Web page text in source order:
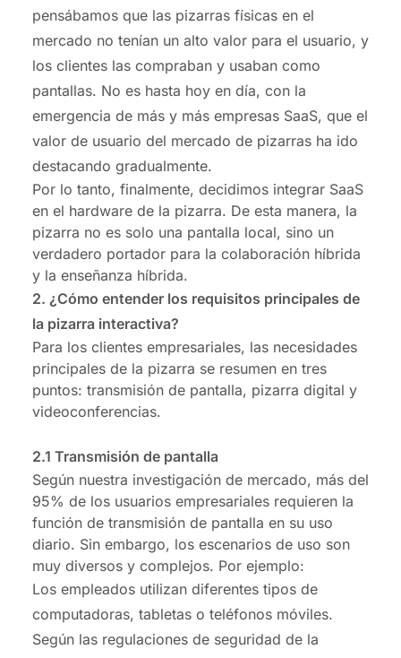
pensábamos que las pizarras físicas en el
mercado no tenían un alto valor para el usuario, y
los clientes las compraban y usaban como
pantallas. No es hasta hoy en día, con la
emergencia de más y más empresas SaaS, que el
valor de usuario del mercado de pizarras ha ido
destacando gradualmente.
Por lo tanto, finalmente, decidimos integrar SaaS
en el hardware de la pizarra. De esta manera, la
pizarra no es solo una pantalla local, sino un
verdadero portador para la colaboración híbrida
y la enseñanza híbrida.
2. ¿Cómo entender los requisitos principales de
la pizarra interactiva?
Para los clientes empresariales, las necesidades
principales de la pizarra se resumen en tres
puntos: transmisión de pantalla, pizarra digital y
videoconferencias.
2.1 Transmisión de pantalla
Según nuestra investigación de mercado, más del
95% de los usuarios empresariales requieren la
función de transmisión de pantalla en su uso
diario. Sin embargo, los escenarios de uso son
muy diversos y complejos. Por ejemplo:
Los empleados utilizan diferentes tipos de
computadoras, tabletas o teléfonos móviles.
Según las regulaciones de seguridad de la